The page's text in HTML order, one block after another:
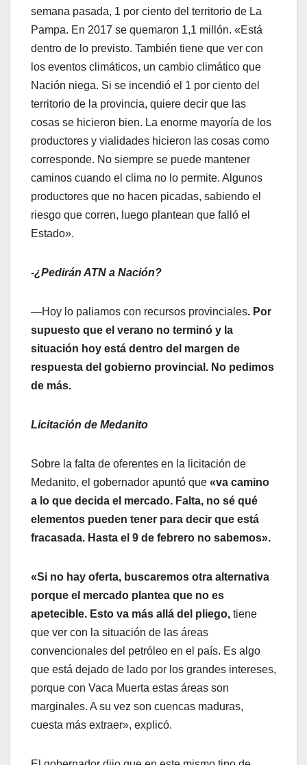
semana pasada, 1 por ciento del territorio de La
Pampa. En 2017 se quemaron 1,1 millón. «Está
dentro de lo previsto. También tiene que ver con
los eventos climáticos, un cambio climático que
Nación niega. Si se incendió el 1 por ciento del
territorio de la provincia, quiere decir que las
cosas se hicieron bien. La enorme mayoría de los
productores y vialidades hicieron las cosas como
corresponde. No siempre se puede mantener
caminos cuando el clima no lo permite. Algunos
productores que no hacen picadas, sabiendo el
riesgo que corren, luego plantean que falló el
Estado».
-¿Pedirán ATN a Nación?
—Hoy lo paliamos con recursos provinciales. Por
supuesto que el verano no terminó y la
situación hoy está dentro del margen de
respuesta del gobierno provincial. No pedimos
de más.
Licitación de Medanito
Sobre la falta de oferentes en la licitación de
Medanito, el gobernador apuntó que «va camino
a lo que decida el mercado. Falta, no sé qué
elementos pueden tener para decir que está
fracasada. Hasta el 9 de febrero no sabemos».
«Si no hay oferta, buscaremos otra alternativa
porque el mercado plantea que no es
apetecible. Esto va más allá del pliego, tiene
que ver con la situación de las áreas
convencionales del petróleo en el país. Es algo
que está dejado de lado por los grandes intereses,
porque con Vaca Muerta estas áreas son
marginales. A su vez son cuencas maduras,
cuesta más extraer», explicó.